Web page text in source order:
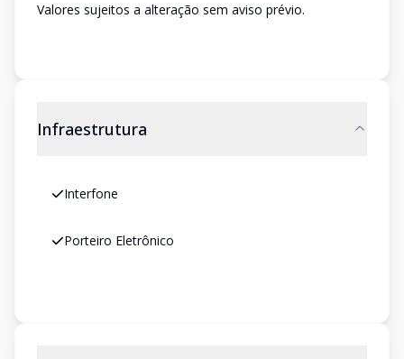
Valores sujeitos a alteração sem aviso prévio.
Infraestrutura
Interfone
Porteiro Eletrônico